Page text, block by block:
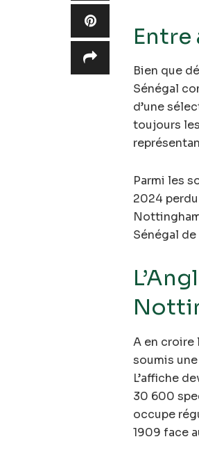
Bien que
Sénégal
d’une
toujours
Parmi les
2024
Sénégal
A en croire
soumis
L’affiche
30 600
occupe
1909 face